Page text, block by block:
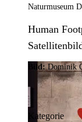
Naturmuseum
Human
Bild:Dominik
Kategorie